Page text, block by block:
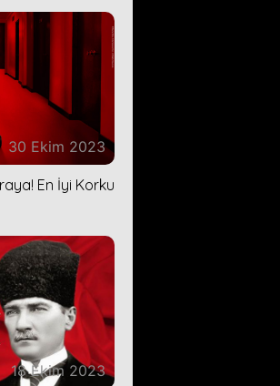
30 Ekim 2023
En İyi Korku
18 Ekim 2023